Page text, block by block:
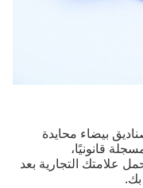
بيضاء محايدة
قانونيًا،
علامتك التجارية بعد